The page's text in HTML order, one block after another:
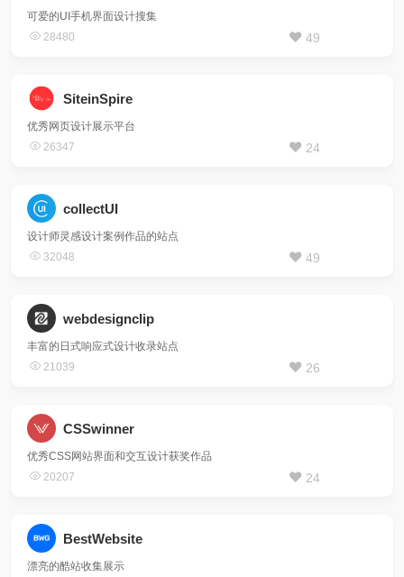
可爱的UI手机界面设计搜集
28480
49
SiteinSpire
优秀网页设计展示平台
26347
24
collectUI
设计师灵感设计案例作品的站点
32048
49
webdesignclip
丰富的日式响应式设计收录站点
21039
26
CSSwinner
优秀CSS网站界面和交互设计获奖作品
20207
24
BestWebsite
漂亮的酷站收集展示